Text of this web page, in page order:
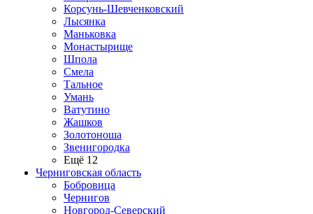
Корсунь-Шевченковский
Лысянка
Маньковка
Монастырище
Шпола
Смела
Тальное
Умань
Ватутино
Жашков
Золотоноша
Звенигородка
Ещё 12
Черниговская область
Бобровица
Чернигов
Новгород-Северский